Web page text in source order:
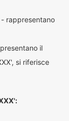
- rappresentano
il
si riferisce